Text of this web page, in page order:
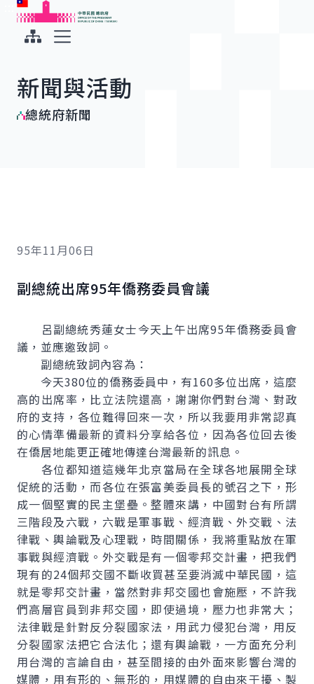
跳到主要內容
中華民國總統府
新聞與活動
總統府新聞
95年11月06日
副總統出席95年僑務委員會議
呂副總統秀蓮女士今天上午出席95年僑務委員會
議，並應邀致詞。
副總統致詞內容為：
今天380位的僑務委員中，有160多位出席，這麼
高的出席率，比立法院還高，謝謝你們對台灣、對政
府的支持，各位難得回來一次，所以我要用非常認真
的心情準備最新的資料分享給各位，因為各位回去後
在僑居地能更正確地傳達台灣最新的訊息。
各位都知道這幾年北京當局在全球各地展開全球
促統的活動，而各位在張富美委員長的號召之下，形
成一個堅實的民主堡壘。整體來講，中國對台有所謂
三階段及六戰，六戰是軍事戰、經濟戰、外交戰、法
律戰、輿論戰及心理戰，時間關係，我將重點放在軍
事戰與經濟戰。外交戰是有一個零邦交計畫，把我們
現有的24個邦交國不斷收買甚至要消滅中華民國，這
就是零邦交計畫，當然對非邦交國也會施壓，不許我
們高層官員到非邦交國，即使過境，壓力也非常大；
法律戰是針對反分裂國家法，用武力侵犯台灣，用反
分裂國家法把它合法化；還有輿論戰，一方面充分利
用台灣的言論自由，甚至間接的由外面來影響台灣的
媒體，用有形的、無形的，用媒體的自由來干擾、製